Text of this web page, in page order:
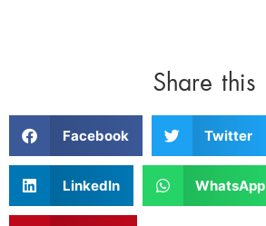
Share this
Facebook Twitter
LinkedIn WhatsApp